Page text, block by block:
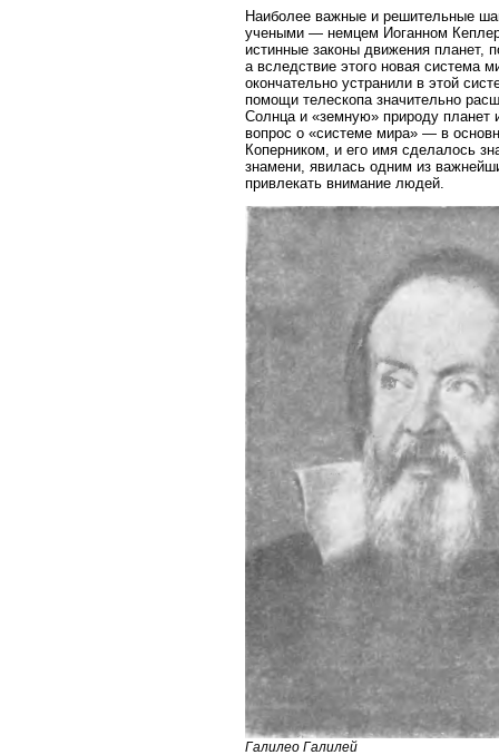
Наиболее важные и решительные
учеными — немцем Иоганном
истинные законы движения планет,
а вследствие этого новая система
окончательно устранили в этой
помощи телескопа значительно
Солнца и «земную» природу планет
вопрос о «системе мира» — в
Коперником, и его имя сделалось
знамени, явилась одним из
привлекать внимание людей.
Галилео Галилей